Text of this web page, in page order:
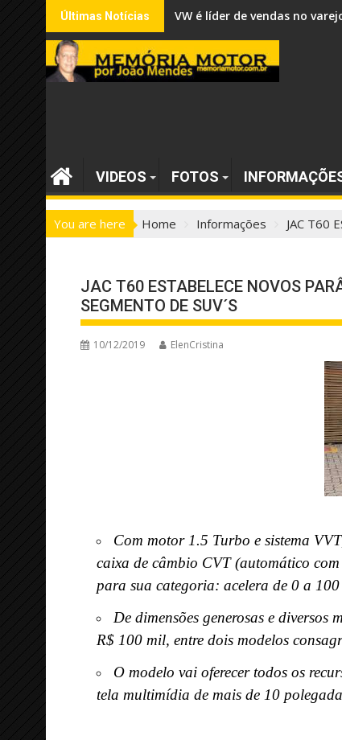
Skip
to
content
Últimas Notícias VW é líder de vendas no
VIDEOS FOTOS
You are here Home Informações JAC T60
JAC T60 ESTABELECE NOVOS
SEGMENTO DE SUV´S
10/12/2019 ElenCristina
Com motor 1.5 Turbo e sistema
caixa de câmbio CVT (automático
para sua categoria: acelera de 0 a
De dimensões generosas e
R$ 100 mil, entre dois modelos
O modelo vai oferecer todos os
tela multimídia de mais de 10